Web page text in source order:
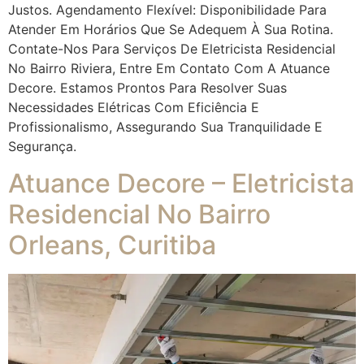
Justos. Agendamento Flexível: Disponibilidade Para
Atender Em Horários Que Se Adequem À Sua Rotina.
Contate-Nos Para Serviços De Eletricista Residencial
No Bairro Riviera, Entre Em Contato Com A Atuance
Decore. Estamos Prontos Para Resolver Suas
Necessidades Elétricas Com Eficiência E
Profissionalismo, Assegurando Sua Tranquilidade E
Segurança.
Atuance Decore – Eletricista
Residencial No Bairro
Orleans, Curitiba